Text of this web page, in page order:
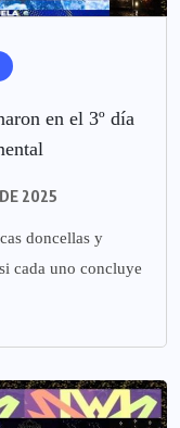
en el 3º día
2025
doncellas y
cada uno concluye